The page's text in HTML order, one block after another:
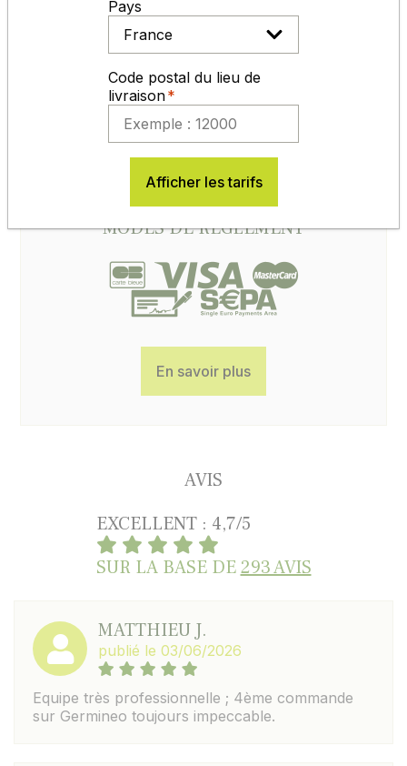
MODES DE RÈGLEMENT
En savoir plus
AVIS
EXCELLENT : 4,7/5
SUR LA BASE DE293 AVIS
MATTHIEU J.
publié le 03/06/2026
Equipe très professionnelle ; 4ème commande
sur Germineo toujours impeccable.
Pays
Code postal du lieu de
livraison
Afficher les tarifs